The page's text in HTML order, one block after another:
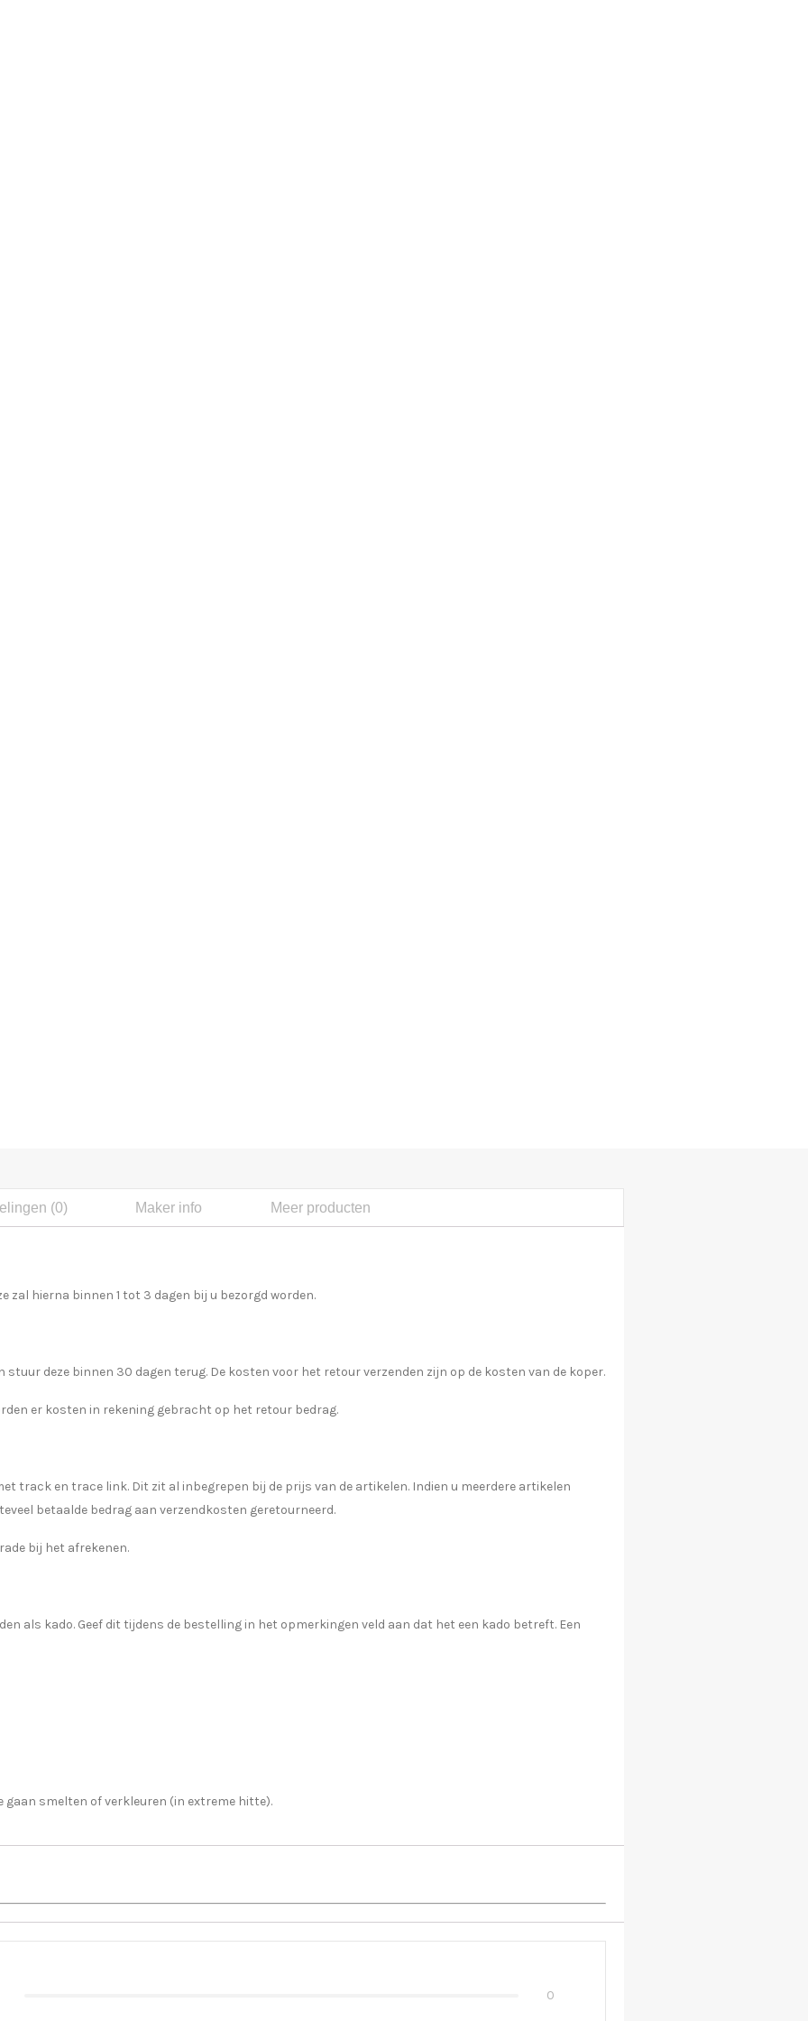
(0) Maker info Meer producten
zal hierna binnen 1 tot 3 dagen bij u bezorgd worden.
deze binnen 30 dagen terug. De kosten voor het retour verzenden zijn op de kosten van de koper.
er kosten in rekening gebracht op het retour bedrag.
track en trace link. Dit zit al inbegrepen bij de prijs van de artikelen. Indien u meerdere artikelen
betaalde bedrag aan verzendkosten geretourneerd.
bij het afrekenen.
als kado. Geef dit tijdens de bestelling in het opmerkingen veld aan dat het een kado betreft. Een
gaan smelten of verkleuren (in extreme hitte).
0